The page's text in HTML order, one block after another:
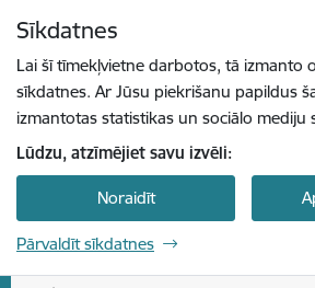
Sīkdatnes
Lai šī tīmekļvietne darbotos, tā izmanto
sīkdatnes. Ar Jūsu piekrišanu papildus
izmantotas statistikas un sociālo mediju
Lūdzu, atzīmējiet savu izvēli:
Noraidīt
Pārvaldīt sīkdatnes